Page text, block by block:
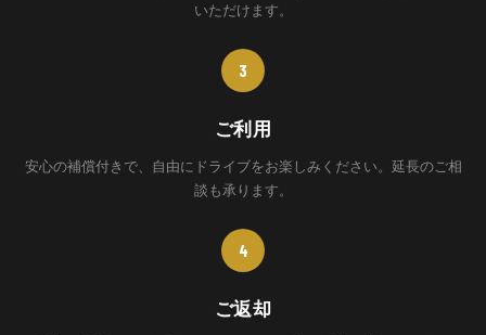
いただけます。
3
ご利用
安心の補償付きで、自由にドライブをお楽しみください。延長のご相
談も承ります。
4
ご返却